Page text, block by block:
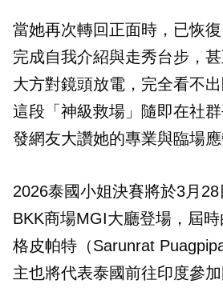
當她再次轉回正面時，已恢
完成自我介紹與走秀台步，
大方對鏡頭放電，完全看不出
這段「神級救場」隨即在社群
發網友大讚她的專業與臨場應
2026泰國小姐決賽將於3月
BKK商場MGI大廳登場，屆
格皮帕特（Sarunrat
主也將代表泰國前往印度參